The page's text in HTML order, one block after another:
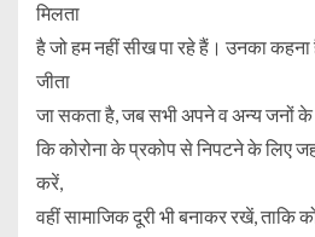
मिलता
है जो हम नहीं सीख पा रहे हैं। उनका कहना
जीता
जा सकता है, जब सभी अपने व अन्य जनों के
कि कोरोना के प्रकोप से निपटने के लिए
करें,
वहीं सामाजिक दूरी भी बनाकर रखें, ताकि